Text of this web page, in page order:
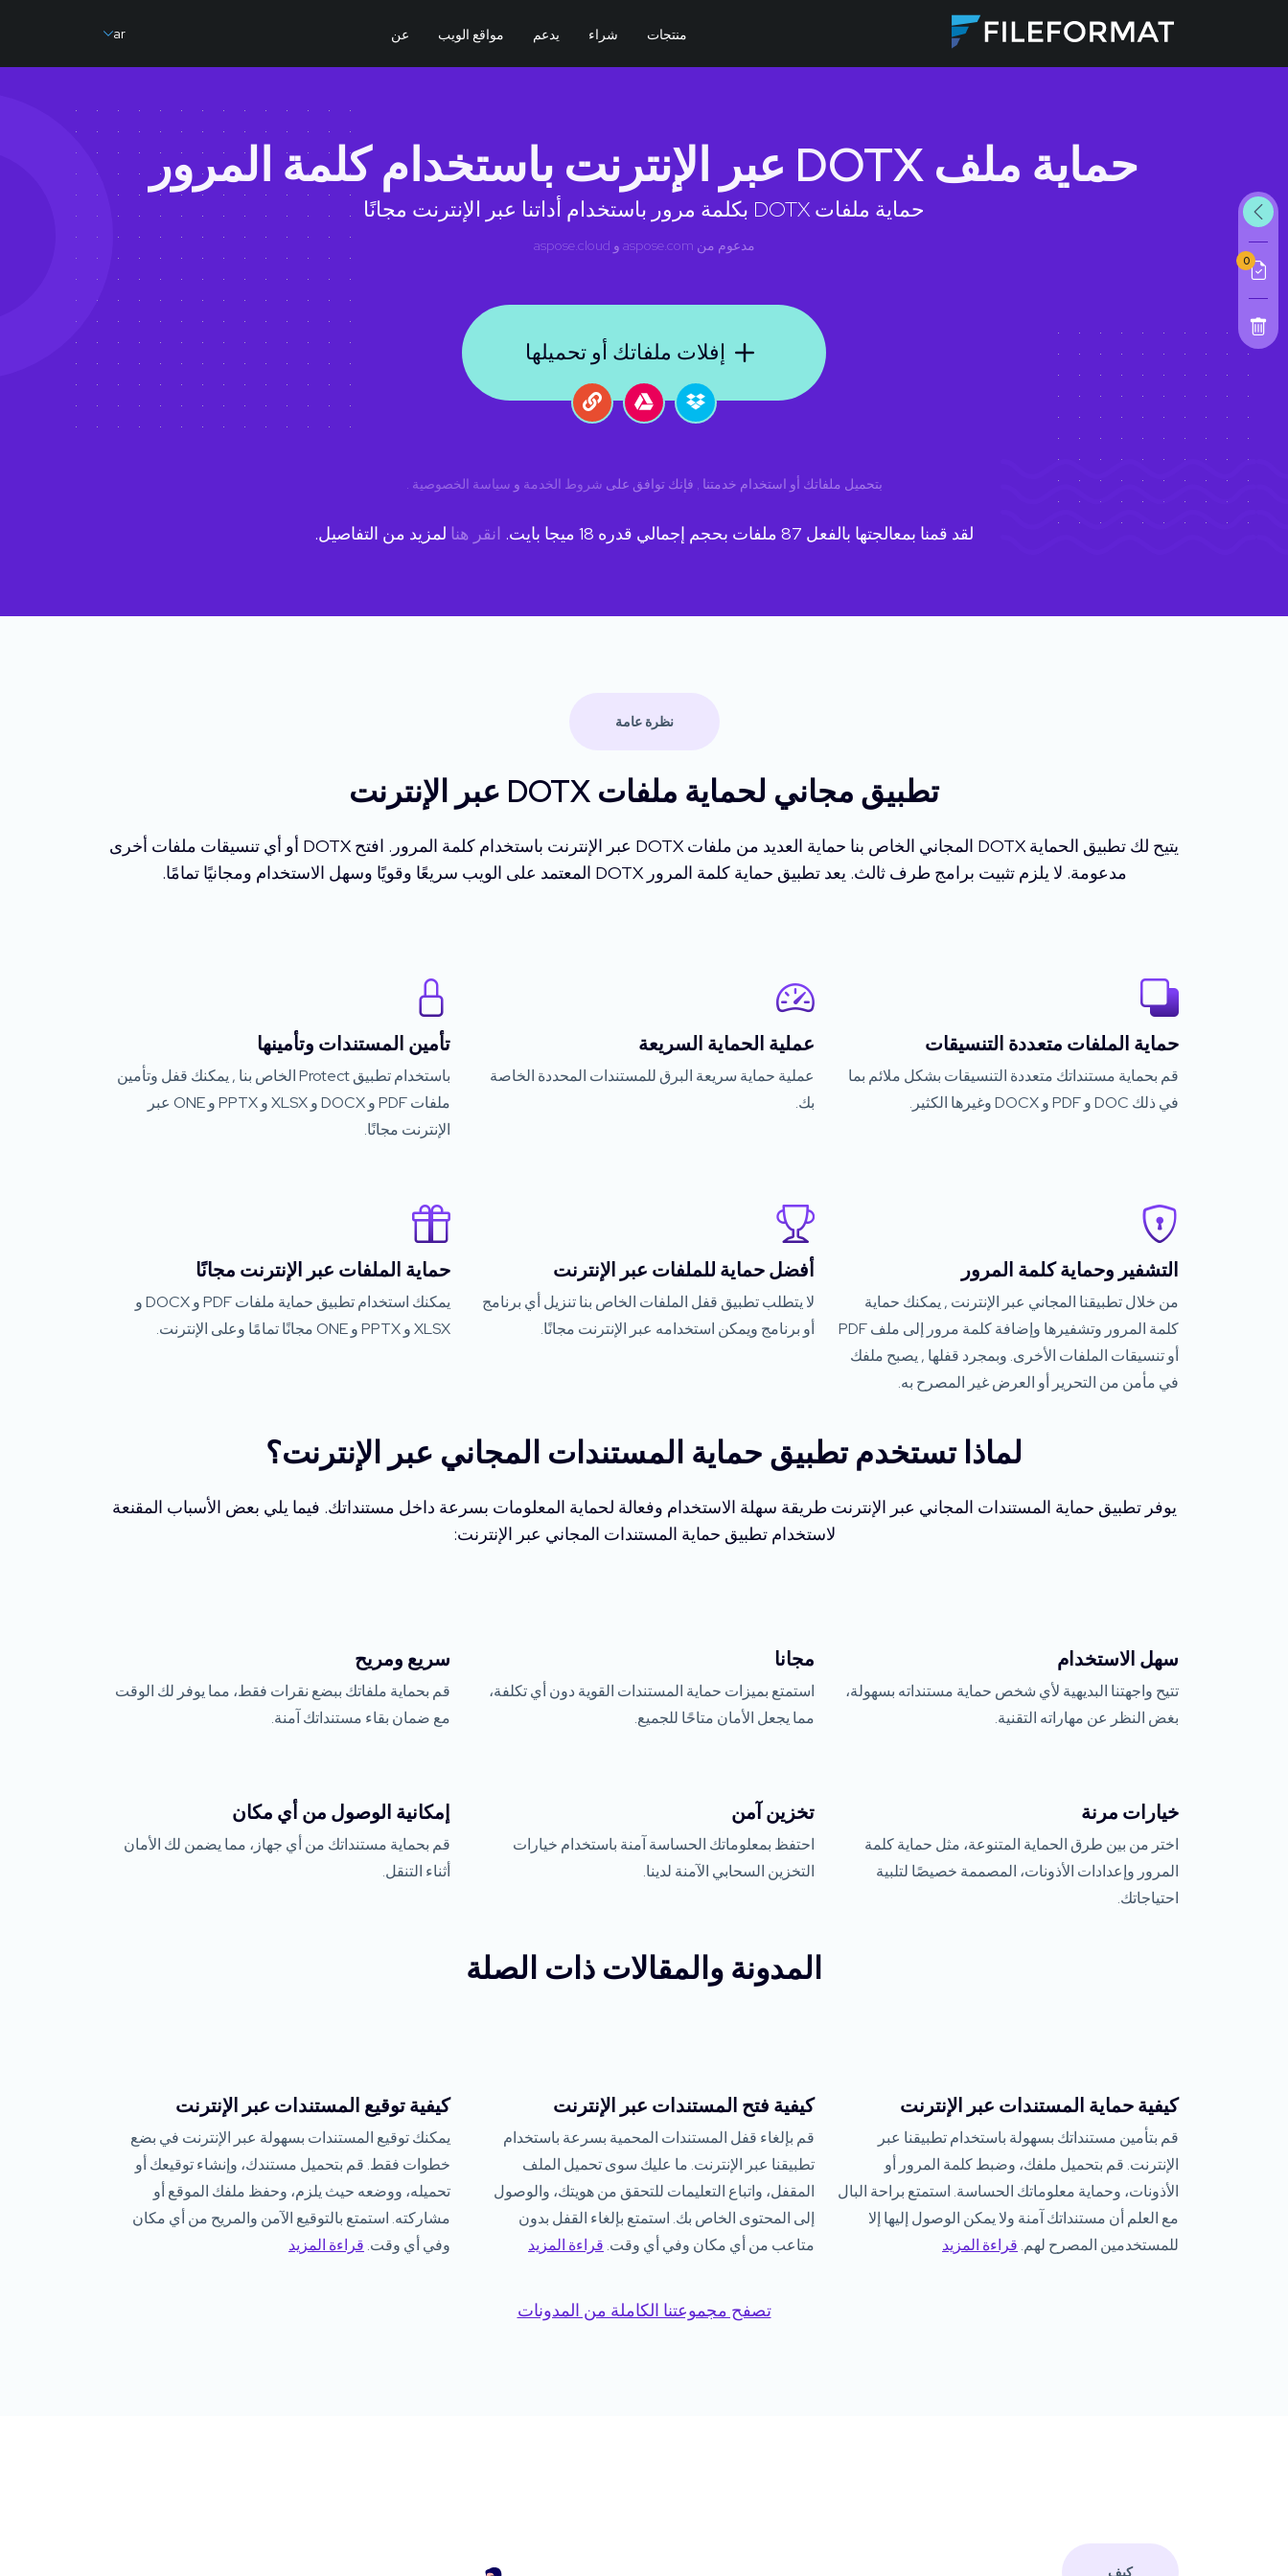
منتجات شراء يدعم مواقع الويب عن ar
0
حماية ملف DOTX عبر الإنترنت باستخدام كلمة المرور
حماية ملفات DOTX بكلمة مرور باستخدام أداتنا عبر الإنترنت مجانًا
مدعوم من aspose.com و aspose.cloud
إفلات ملفاتك أو تحميلها
بتحميل ملفاتك أو استخدام خدمتنا , فإنك توافق على شروط الخدمة و سياسة الخصوصية
لقد قمنا بمعالجتها بالفعل 87 ملفات بحجم إجمالي قدره 18 ميجا بايت. انقر هنا لمزيد من التفاصيل.
نظرة عامة
تطبيق مجاني لحماية ملفات DOTX عبر الإنترنت
يتيح لك تطبيق الحماية DOTX المجاني الخاص بنا حماية العديد من ملفات DOTX عبر الإنترنت باستخدام كلمة المرور. افتح DOTX أو أي تنسيقات ملفات أخرى
مدعومة. لا يلزم تثبيت برامج طرف ثالث. يعد تطبيق حماية كلمة المرور DOTX المعتمد على الويب سريعًا وقويًا وسهل الاستخدام ومجانيًا تمامًا.
حماية الملفات متعددة التنسيقات
قم بحماية مستنداتك متعددة التنسيقات بشكل ملائم بما
في ذلك DOC و PDF و DOCX وغيرها الكثير.
عملية الحماية السريعة
عملية حماية سريعة البرق للمستندات المحددة الخاصة
بك.
تأمين المستندات وتأمينها
باستخدام تطبيق Protect الخاص بنا , يمكنك قفل وتأمين
ملفات PDF و DOCX و XLSX و PPTX و ONE عبر
الإنترنت مجانًا.
التشفير وحماية كلمة المرور
من خلال تطبيقنا المجاني عبر الإنترنت , يمكنك حماية
كلمة المرور وتشفيرها وإضافة كلمة مرور إلى ملف PDF
أو تنسيقات الملفات الأخرى. وبمجرد قفلها , يصبح ملفك
في مأمن من التحرير أو العرض غير المصرح به.
أفضل حماية للملفات عبر الإنترنت
لا يتطلب تطبيق قفل الملفات الخاص بنا تنزيل أي برنامج
أو برنامج ويمكن استخدامه عبر الإنترنت مجانًا.
حماية الملفات عبر الإنترنت مجانًا
يمكنك استخدام تطبيق حماية ملفات PDF و DOCX و
XLSX و PPTX و ONE مجانًا تمامًا وعلى الإنترنت.
لماذا تستخدم تطبيق حماية المستندات المجاني عبر الإنترنت؟
يوفر تطبيق حماية المستندات المجاني عبر الإنترنت طريقة سهلة الاستخدام وفعالة لحماية المعلومات بسرعة داخل مستنداتك. فيما يلي بعض الأسباب المقنعة
لاستخدام تطبيق حماية المستندات المجاني عبر الإنترنت:
سهل الاستخدام
تتيح واجهتنا البديهية لأي شخص حماية مستنداته بسهولة،
بغض النظر عن مهاراته التقنية.
مجانا
استمتع بميزات حماية المستندات القوية دون أي تكلفة،
مما يجعل الأمان متاحًا للجميع.
سريع ومريح
قم بحماية ملفاتك ببضع نقرات فقط، مما يوفر لك الوقت
مع ضمان بقاء مستنداتك آمنة.
خيارات مرنة
اختر من بين طرق الحماية المتنوعة، مثل حماية كلمة
المرور وإعدادات الأذونات، المصممة خصيصًا لتلبية
احتياجاتك.
تخزين آمن
احتفظ بمعلوماتك الحساسة آمنة باستخدام خيارات
التخزين السحابي الآمنة لدينا.
إمكانية الوصول من أي مكان
قم بحماية مستنداتك من أي جهاز، مما يضمن لك الأمان
أثناء التنقل.
المدونة والمقالات ذات الصلة
كيفية حماية المستندات عبر الإنترنت
قم بتأمين مستنداتك بسهولة باستخدام تطبيقنا عبر
الإنترنت. قم بتحميل ملفك، وضبط كلمة المرور أو
الأذونات، وحماية معلوماتك الحساسة. استمتع براحة البال
مع العلم أن مستنداتك آمنة ولا يمكن الوصول إليها إلا
للمستخدمين المصرح لهم. قراءة المزيد
كيفية فتح المستندات عبر الإنترنت
قم بإلغاء قفل المستندات المحمية بسرعة باستخدام
تطبيقنا عبر الإنترنت. ما عليك سوى تحميل الملف
المقفل، واتباع التعليمات للتحقق من هويتك، والوصول
إلى المحتوى الخاص بك. استمتع بإلغاء القفل بدون
متاعب من أي مكان وفي أي وقت. قراءة المزيد
كيفية توقيع المستندات عبر الإنترنت
يمكنك توقيع المستندات بسهولة عبر الإنترنت في بضع
خطوات فقط. قم بتحميل مستندك، وإنشاء توقيعك أو
تحميله، ووضعه حيث يلزم، وحفظ ملفك الموقع أو
مشاركته. استمتع بالتوقيع الآمن والمريح من أي مكان
وفي أي وقت. قراءة المزيد
تصفح مجموعتنا الكاملة من المدونات
كيف